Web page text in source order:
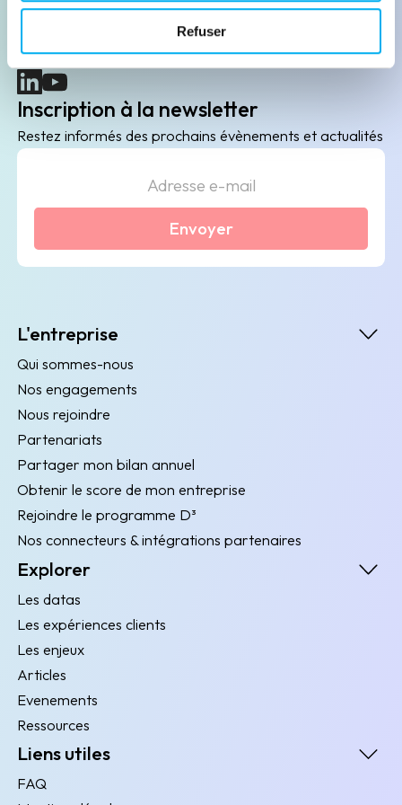
Refuser
B2B de data marketing, gestion des risques
client/fournisseur et conformité.
(nouvelle fenêtre)
(nouvelle fenêtre)
Inscription à la newsletter
Restez informés des prochains évènements et actualités
Envoyer
L'entreprise
Qui sommes-nous
Nos engagements
Nous rejoindre
Partenariats
Partager mon bilan annuel
Obtenir le score de mon entreprise
Rejoindre le programme D³
Nos connecteurs & intégrations partenaires
Explorer
Les datas
Les expériences clients
Les enjeux
Articles
Evenements
Ressources
Liens utiles
FAQ